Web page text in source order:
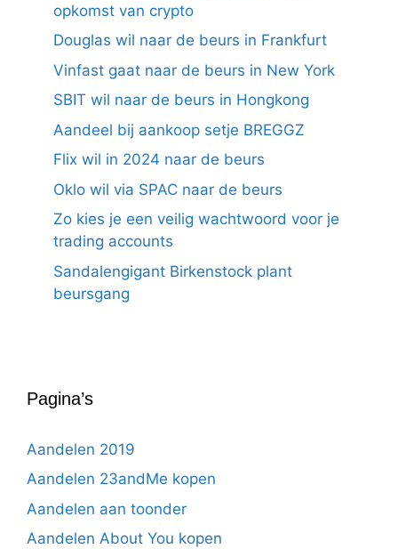
opkomst van crypto
Douglas wil naar de beurs in Frankfurt
Vinfast gaat naar de beurs in New York
SBIT wil naar de beurs in Hongkong
Aandeel bij aankoop setje BREGGZ
Flix wil in 2024 naar de beurs
Oklo wil via SPAC naar de beurs
Zo kies je een veilig wachtwoord voor je
trading accounts
Sandalengigant Birkenstock plant
beursgang
Pagina’s
Aandelen 2019
Aandelen 23andMe kopen
Aandelen aan toonder
Aandelen About You kopen